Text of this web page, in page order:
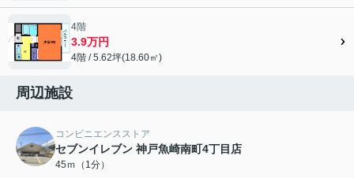
4階
3.9万円
4階 / 5.62坪(18.60㎡)
周辺施設
コンビニエンスストア
セブンイレブン 神戸魚崎南町4丁目店
45ｍ（1分）